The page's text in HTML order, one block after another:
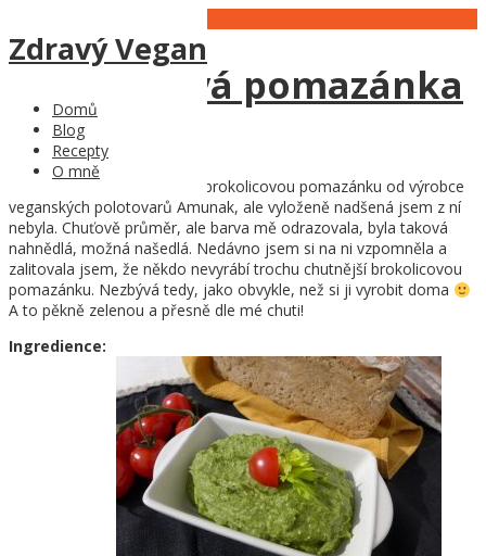
Zdravý Vegan
Domů
Blog
Recepty
O mně
Brokolicová pomazánka
Dříve jsem občas kupovala brokolicovou pomazánku od výrobce
veganských polotovarů Amunak, ale vyloženě nadšená jsem z ní
nebyla. Chuťově průměr, ale barva mě odrazovala, byla taková
nahnědlá, možná našedlá. Nedávno jsem si na ni vzpomněla a
zalitovala jsem, že někdo nevyrábí trochu chutnější brokolicovou
pomazánku. Nezbývá tedy, jako obvykle, než si ji vyrobit doma
A to pěkně zelenou a přesně dle mé chuti!
Ingredience: